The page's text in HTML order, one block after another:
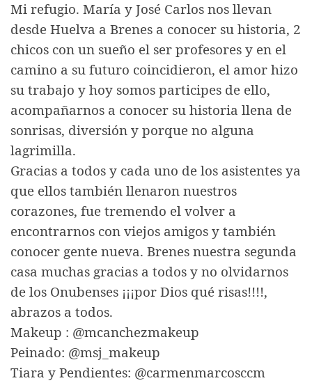
Mi refugio. María y José Carlos nos llevan
desde Huelva a Brenes a conocer su historia, 2
chicos con un sueño el ser profesores y en el
camino a su futuro coincidieron, el amor hizo
su trabajo y hoy somos participes de ello,
acompañarnos a conocer su historia llena de
sonrisas, diversión y porque no alguna
lagrimilla.
Gracias a todos y cada uno de los asistentes ya
que ellos también llenaron nuestros
corazones, fue tremendo el volver a
encontrarnos con viejos amigos y también
conocer gente nueva. Brenes nuestra segunda
casa muchas gracias a todos y no olvidarnos
de los Onubenses ¡¡¡por Dios qué risas!!!!,
abrazos a todos.
Makeup : @mcanchezmakeup
Peinado: @msj_makeup
Tiara y Pendientes: @carmenmarcosccm